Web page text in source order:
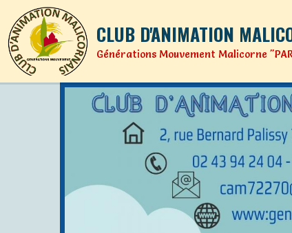
CLUB D'ANIMATION
Générations Mouvement Malicorne